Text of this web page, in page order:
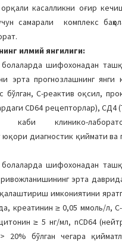
орқали касалликни оғир
самарали комплекс
илмий янгилиги:
шифохонадан
эрта прогнозлашнинг янги
бўлган, С-реактив оқсил,
CD64 рецепторлар), СД4
каби клинико-
диагностик қиймати ва
шифохонадан
эрта
имкониятини
креатинин ≥ 0,05 ммоль/л,
≥ 5 нг/мл, nCD64
20% бўлган чегара